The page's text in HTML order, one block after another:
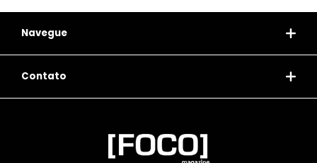
Navegue
Contato